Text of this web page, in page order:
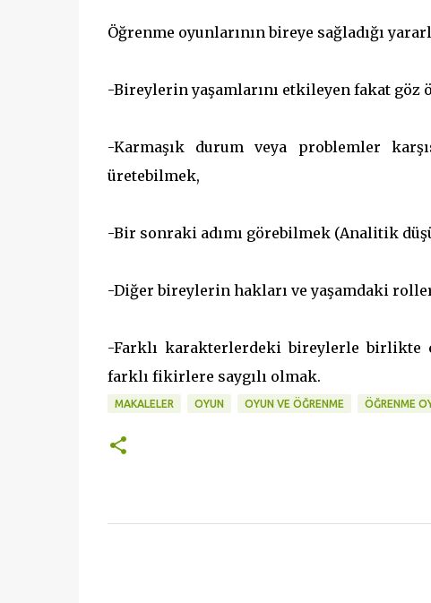
Öğrenme oyunlarının bireye sağladığı
-Bireylerin yaşamlarını etkileyen fakat
-Karmaşık durum veya problemler
üretebilmek,
-Bir sonraki adımı görebilmek (Analitik
-Diğer bireylerin hakları ve yaşamdaki
-Farklı karakterlerdeki bireylerle birlikte
farklı fikirlere saygılı olmak.
MAKALELER OYUN OYUN VE ÖĞRENME ÖĞRENME